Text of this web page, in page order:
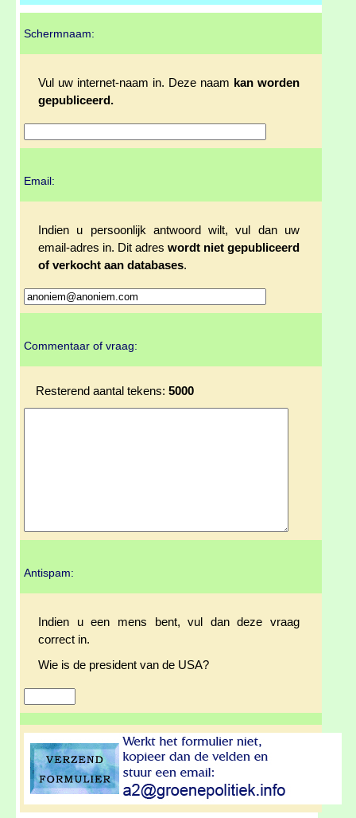
Schermnaam:
Vul uw internet-naam in. Deze naam kan worden
gepubliceerd.
Email:
Indien u persoonlijk antwoord wilt, vul dan uw
email-adres in. Dit adres wordt niet gepubliceerd
of verkocht aan databases.
Commentaar of vraag:
Resterend aantal tekens: 5000
Antispam:
Indien u een mens bent, vul dan deze vraag
correct in.
Wie is de president van de USA?